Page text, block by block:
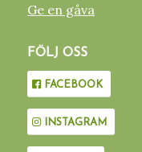
Ge en gåva
FÖLJ OSS
FACEBOOK
INSTAGRAM